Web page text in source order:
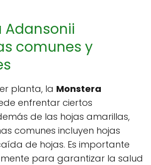
Adansonii
comunes y
planta, la Monstera
enfrentar ciertos
de las hojas amarillas,
comunes incluyen hojas
de hojas. Es importante
para garantizar la salud